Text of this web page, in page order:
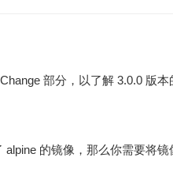
部分，以了解 3.0.0 版本
的镜像，那么你需要将镜